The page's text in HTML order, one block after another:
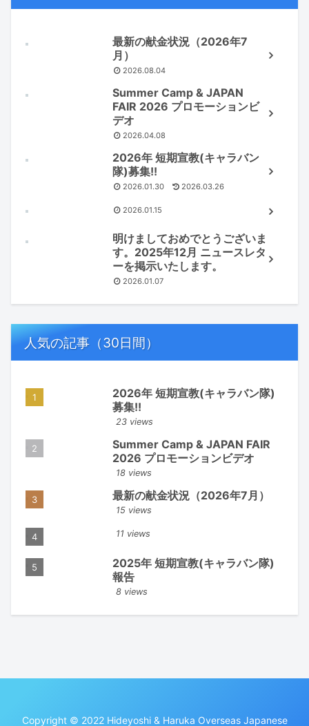
最新の献金状況（2026年7
月）
2026.08.04
Summer Camp & JAPAN
FAIR 2026 プロモーションビ
デオ
2026.04.08
2026年 短期宣教(キャラバン
隊)募集!!
2026.01.30 2026.03.26
2026.01.15
明けましておめでとうございま
す。2025年12月 ニュースレタ
ーを掲示いたします。
2026.01.07
人気の記事（30日間）
2026年 短期宣教(キャラバン隊)
募集!!
23 views
Summer Camp & JAPAN FAIR
2026 プロモーションビデオ
18 views
最新の献金状況（2026年7月）
15 views
11 views
2025年 短期宣教(キャラバン隊)
報告
8 views
Copyright © 2022 Hideyoshi & Haruka Overseas Japanese